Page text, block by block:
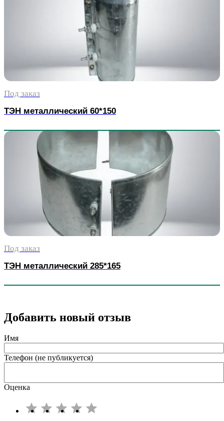
Под заказ
ТЭН металлический 60*150
Под заказ
ТЭН металлический 285*165
Добавить новый отзыв
Имя
Телефон (не публикуется)
Оценка